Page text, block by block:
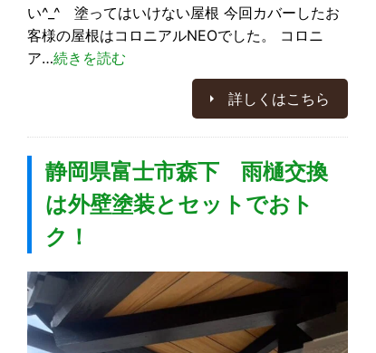
い^_^ 塗ってはいけない屋根 今回カバーしたお
客様の屋根はコロニアルNEOでした。 コロニ
ア…続きを読む
詳しくはこちら
静岡県富士市森下 雨樋交換
は外壁塗装とセットでおト
ク！